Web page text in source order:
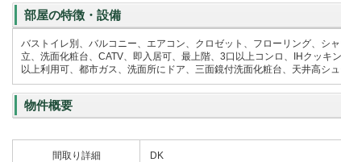
部屋の特徴・設備
バストイレ別、バルコニー、エアコン、クロゼット、フローリング、シ
立、洗面化粧台、CATV、即入居可、最上階、3口以上コンロ、IHクッ
以上利用可、都市ガス、洗面所にドア、三面鏡付洗面化粧台、天井高シ
物件概要
間取り詳細 DK